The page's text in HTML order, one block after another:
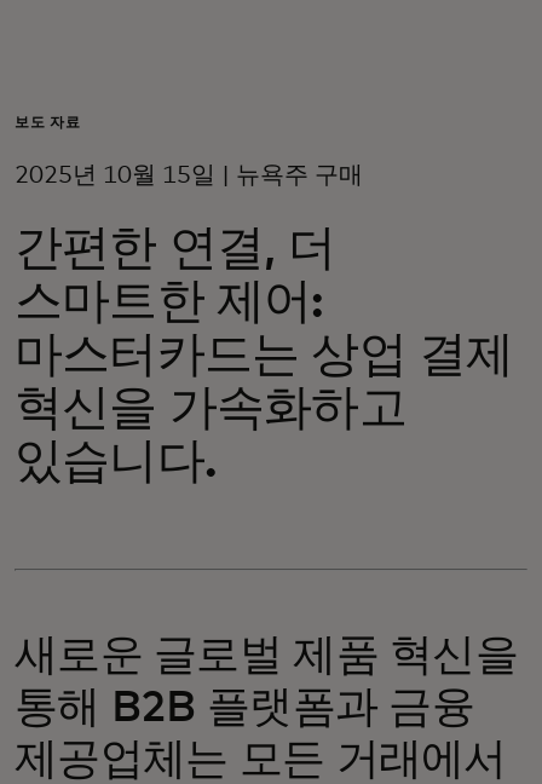
비즈니스 고객
이노베이터
뉴스 & 인사이트
보도 자료
2025년 10월 15일 | 뉴욕주 구매
간편한 연결, 더
스마트한 제어:
마스터카드는 상업 결제
혁신을 가속화하고
있습니다.
새로운 글로벌 제품 혁신을
통해 B2B 플랫폼과 금융
제공업체는 모든 거래에서